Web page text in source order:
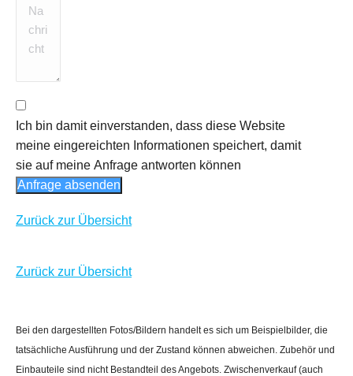
Ich bin damit einverstanden, dass diese Website
meine eingereichten Informationen speichert, damit
sie auf meine Anfrage antworten können
Anfrage absenden
Zurück zur Übersicht
Zurück zur Übersicht
Bei den dargestellten Fotos/Bildern handelt es sich um Beispielbilder, die
tatsächliche Ausführung und der Zustand können abweichen. Zubehör und
Einbauteile sind nicht Bestandteil des Angebots. Zwischenverkauf (auch